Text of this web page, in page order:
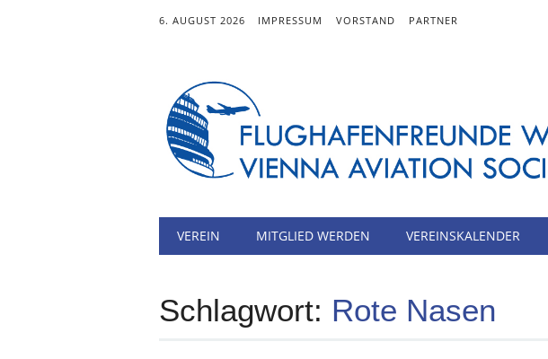
6. AUGUST 2026 IMPRESSUM VORSTAND PARTNER
Hauptmenü
Inhalt
VEREIN MITGLIED WERDEN VEREINSKALENDER
Schlagwort: Rote Nasen